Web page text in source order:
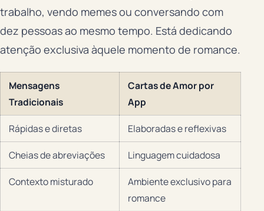
trabalho, vendo memes ou conversando com
dez pessoas ao mesmo tempo. Está dedicando
atenção exclusiva àquele momento de romance.
Mensagens
Tradicionais
Cartas de Amor por
App
Rápidas e diretas Elaboradas e reflexivas
Cheias de abreviações Linguagem cuidadosa
Contexto misturado
Ambiente exclusivo para
romance